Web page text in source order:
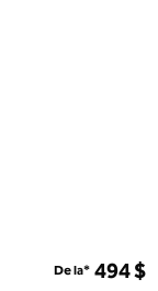
De la* 494 $